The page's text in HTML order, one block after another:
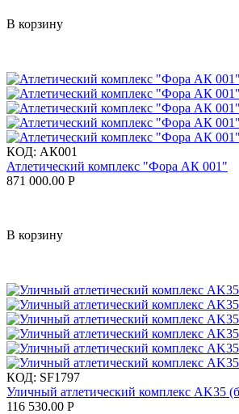
В корзину
КОД: АК001
Атлетический комплекс "Фора АК 001"
871 000.00 Р
В корзину
КОД: SF1797
Уличный атлетический комплекс AK35
116 530.00 Р